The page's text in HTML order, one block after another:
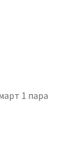
1 пара